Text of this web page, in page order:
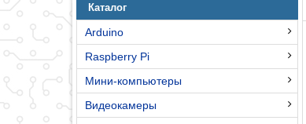
Каталог
Arduino
Raspberry Pi
Мини-компьютеры
Видеокамеры